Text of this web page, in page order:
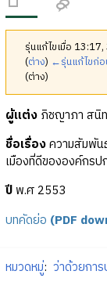
รุ่นแก้ไขเมื่อ
(ต่าง) ←รุ่นแก้ไขก่อ
(ต่าง)
ผู้แต่งภิชญาภา สนิ
ชื่อเรื่องความสัมพัน
เมืองที่ดีขององค์กร
ปีพ.ศ 2553
บทคัดย่อ (PDF
หมวดหมู่: ว่าด้วยกา